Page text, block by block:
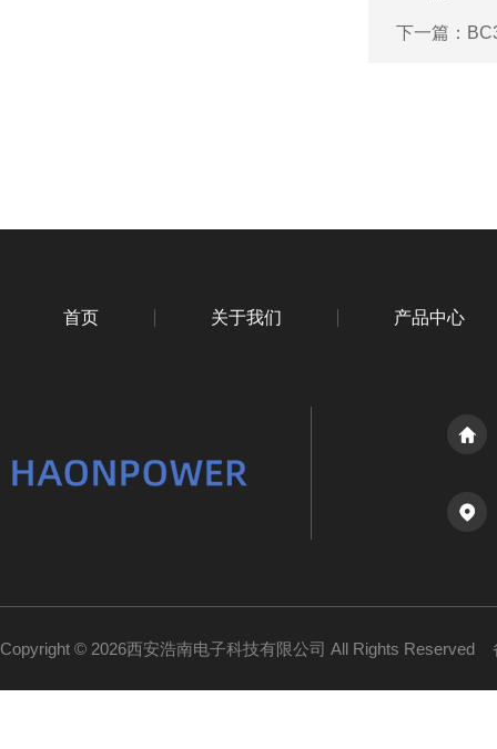
下一篇：
首页 关于我们 产品中心
Copyright © 2026西安浩南电子科技有限公司 All Rights Reserved